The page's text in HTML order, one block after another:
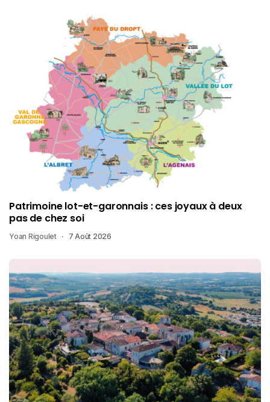
Patrimoine lot-et-garonnais : ces joyaux à deux
pas de chez soi
Yoan Rigoulet 7 Août 2026